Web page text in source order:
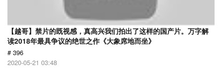
【越哥】禁片的既视感，真高兴我们拍出了这样的国产片。万字解
读2018年最具争议的绝世之作《大象席地而坐》
# 396
2020-05-21 03:48